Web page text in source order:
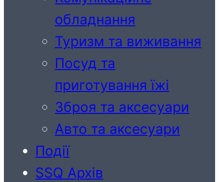
обладнання
Туризм та виживання
Посуд та
приготування їжі
Зброя та аксесуари
Авто та аксесуари
Події
SSQ Архів